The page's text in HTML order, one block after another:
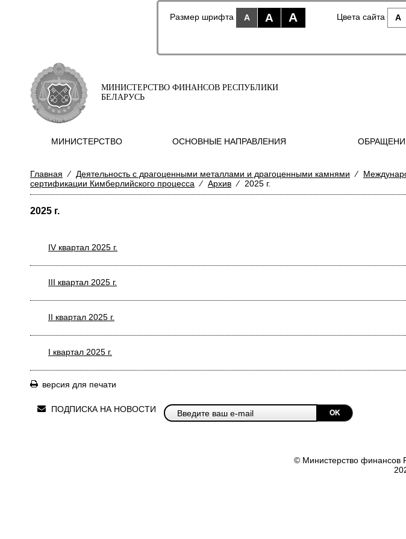
Размер шрифта A A A Цвета сайта A
МИНИСТЕРСТВО ФИНАНСОВ РЕСПУБЛИКИ
БЕЛАРУСЬ
МИНИСТЕРСТВО ОСНОВНЫЕ НАПРАВЛЕНИЯ
Главная ⁄ Деятельность с драгоценными металлами и драгоценными камнями ⁄
сертификации Кимберлийского процесса
⁄ Архив ⁄ 2025 г.
2025 г.
IV квартал 2025 г.
III квартал 2025 г.
II квартал 2025 г.
I квартал 2025 г.
версия для печати
ПОДПИСКА НА НОВОСТИ OK
© Министерство финансов